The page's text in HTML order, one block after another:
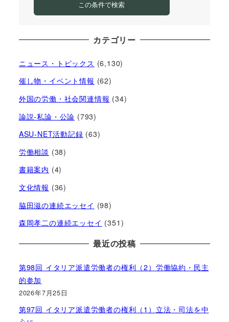
この条件で検索
カテゴリー
ニュース・トピックス (6,130)
催し物・イベント情報 (62)
外国の労働・社会関連情報 (34)
論説-私論・公論 (793)
ASU-NET活動記録 (63)
労働相談 (38)
書籍案内 (4)
文化情報 (36)
脇田滋の連続エッセイ (98)
森岡孝二の連続エッセイ (351)
最近の投稿
第98回 イタリア派遣労働者の権利（2）労働協約・民主
的参加
2026年7月25日
第97回 イタリア派遣労働者の権利（1）立法・司法を中